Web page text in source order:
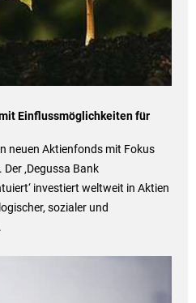
Einflussmöglichkeiten für
neuen Aktienfonds mit Fokus
‚Degussa Bank
investiert weltweit in Aktien
sozialer und